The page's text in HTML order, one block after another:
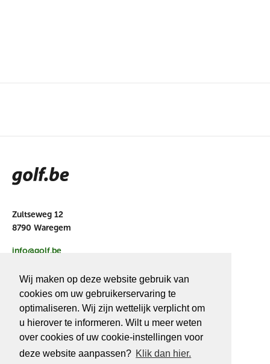
Wij maken op deze website gebruik van
cookies om uw gebruikerservaring te
optimaliseren. Wij zijn wettelijk verplicht om
u hierover te informeren. Wilt u meer weten
over cookies of uw cookie-instellingen voor
deze website aanpassen? Klik dan hier.
Zultseweg 12
8790 Waregem
info@golf.be
BE 0466527339
OVERGOLF.BE
Golf.be voordelen